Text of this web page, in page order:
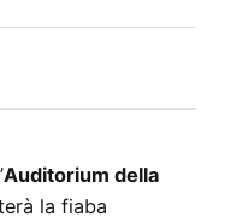
Auditorium della
la fiaba